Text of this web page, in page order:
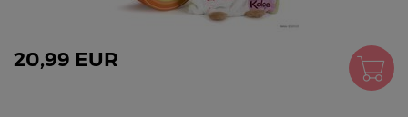
20,99 EUR